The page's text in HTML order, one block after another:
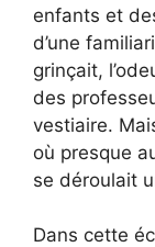
enfants et
d’une
grinçait,
des
vestiaire.
où presque
se déroulait
Dans cette